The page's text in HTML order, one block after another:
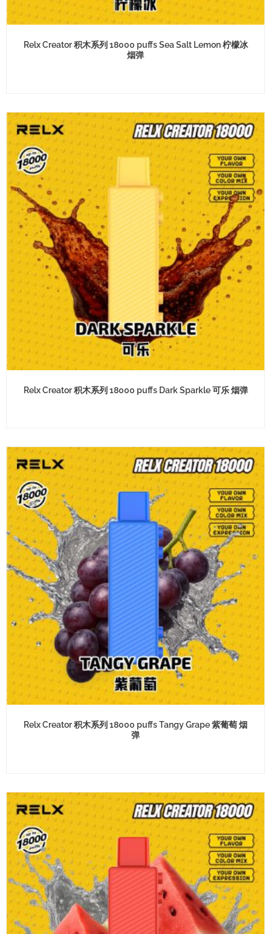
Relx Creator 积木系列 18000 puffs Sea Salt Lemon 柠檬冰
烟弹
Relx Creator 积木系列 18000 puffs Dark Sparkle 可乐 烟弹
Relx Creator 积木系列 18000 puffs Tangy Grape 紫葡萄 烟
弹